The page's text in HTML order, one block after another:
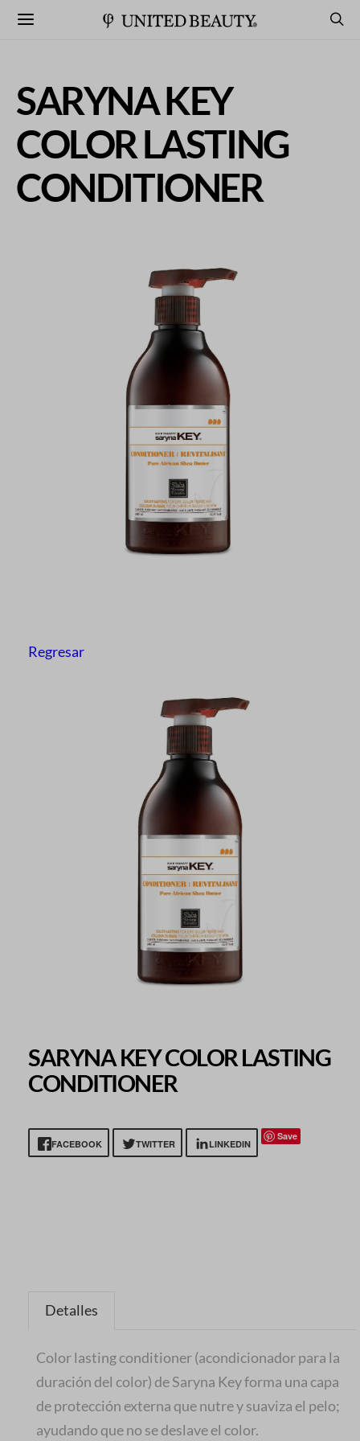
SARYNA KEY
COLOR LASTING
CONDITIONER
Regresar
SARYNA KEY COLOR LASTING
CONDITIONER
FACEBOOK TWITTER LINKEDIN
Save
Detalles
Color lasting conditioner (acondicionador para la
duración del color) de Saryna Key forma una capa
de protección externa que nutre y suaviza el pelo;
ayudando que no se deslave el color.